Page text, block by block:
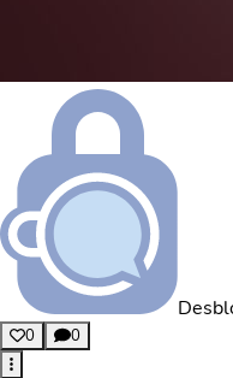
0 0